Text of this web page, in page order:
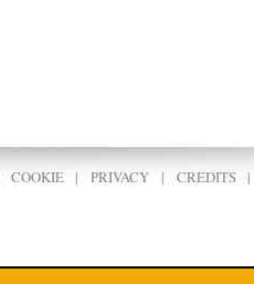
COOKIE|PRIVACY | CREDITS|